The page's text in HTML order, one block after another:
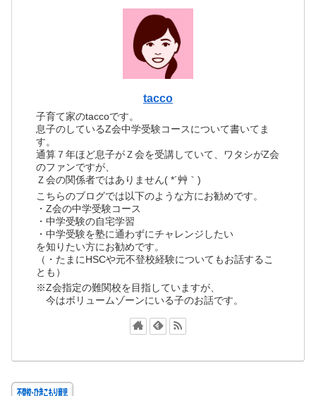
tacco
子育て家のtaccoです。
息子のしているZ会中学受験コースについて書いてま
す。
通算７年ほど息子がＺ会を受講していて、ワタシがZ会
のファンですが、
Ｚ会の関係者ではありません( *´艸｀)
こちらのブログでは以下のような方にお勧めです。
・Z会の中学受験コース
・中学受験の自宅学習
・中学受験を塾に通わずにチャレンジしたい
を知りたい方にお勧めです。
（・たまにHSCや元不登校経験についてもお話するこ
とも）
※Z会指定の難関校を目指していますが、
今はボリュームゾーンにいる子のお話です。